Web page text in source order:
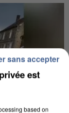
est
based on
sans accepter